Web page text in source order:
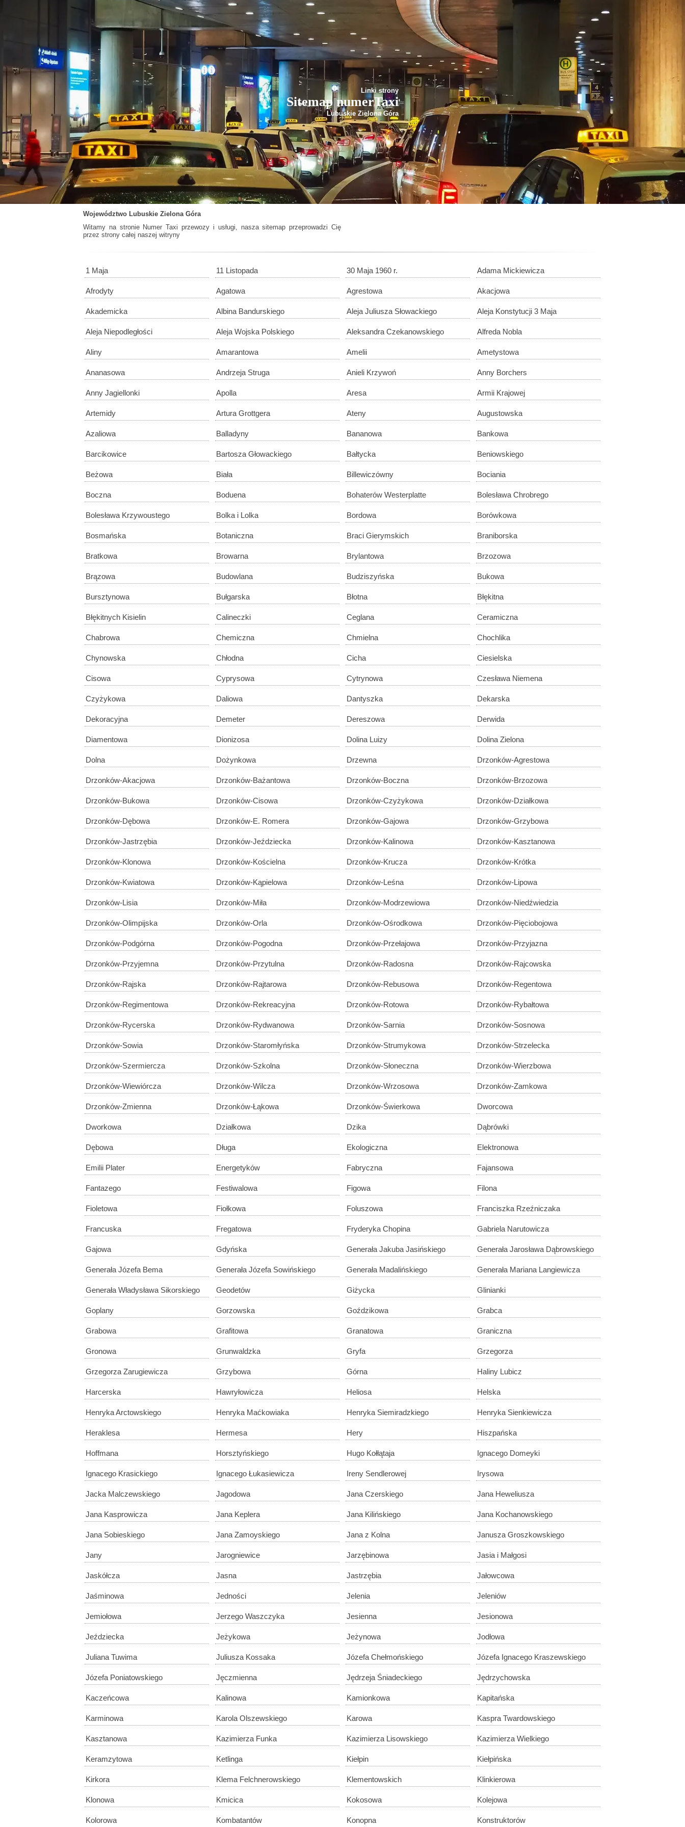
Linki strony
Sitemap numerTaxi
Lubuskie Zielona Góra
Województwo Lubuskie Zielona Góra
Witamy na stronie Numer Taxi przewozy i usługi, nasza sitemap przeprowadzi Cię
przez strony całej naszej witryny
1 Maja 11 Listopada 30 Maja 1960 r. Adama Mickiewicza
Afrodyty Agatowa Agrestowa Akacjowa
Akademicka Albina Bandurskiego Aleja Juliusza Słowackiego Aleja Konstytucji 3 Maja
Aleja Niepodległości Aleja Wojska Polskiego Aleksandra Czekanowskiego Alfreda Nobla
Aliny Amarantowa Amelii Ametystowa
Ananasowa Andrzeja Struga Anieli Krzywoń Anny Borchers
Anny Jagiellonki Apolla Aresa Armii Krajowej
Artemidy Artura Grottgera Ateny Augustowska
Azaliowa Balladyny Bananowa Bankowa
Barcikowice Bartosza Głowackiego Bałtycka Beniowskiego
Beżowa Biała Billewiczówny Bociania
Boczna Boduena Bohaterów Westerplatte Bolesława Chrobrego
Bolesława Krzywoustego Bolka i Lolka Bordowa Borówkowa
Bosmańska Botaniczna Braci Gierymskich Braniborska
Bratkowa Browarna Brylantowa Brzozowa
Brązowa Budowlana Budziszyńska Bukowa
Bursztynowa Bułgarska Błotna Błękitna
Błękitnych Kisielin Calineczki Ceglana Ceramiczna
Chabrowa Chemiczna Chmielna Chochlika
Chynowska Chłodna Cicha Ciesielska
Cisowa Cyprysowa Cytrynowa Czesława Niemena
Czyżykowa Daliowa Dantyszka Dekarska
Dekoracyjna Demeter Dereszowa Derwida
Diamentowa Dionizosa Dolina Luizy Dolina Zielona
Dolna Dożynkowa Drzewna Drzonków-Agrestowa
Drzonków-Akacjowa Drzonków-Bażantowa Drzonków-Boczna Drzonków-Brzozowa
Drzonków-Bukowa Drzonków-Cisowa Drzonków-Czyżykowa Drzonków-Działkowa
Drzonków-Dębowa Drzonków-E. Romera Drzonków-Gajowa Drzonków-Grzybowa
Drzonków-Jastrzębia Drzonków-Jeździecka Drzonków-Kalinowa Drzonków-Kasztanowa
Drzonków-Klonowa Drzonków-Kościelna Drzonków-Krucza Drzonków-Krótka
Drzonków-Kwiatowa Drzonków-Kąpielowa Drzonków-Leśna Drzonków-Lipowa
Drzonków-Lisia Drzonków-Miła Drzonków-Modrzewiowa Drzonków-Niedźwiedzia
Drzonków-Olimpijska Drzonków-Orla Drzonków-Ośrodkowa Drzonków-Pięciobojowa
Drzonków-Podgórna Drzonków-Pogodna Drzonków-Przełajowa Drzonków-Przyjazna
Drzonków-Przyjemna Drzonków-Przytulna Drzonków-Radosna Drzonków-Rajcowska
Drzonków-Rajska Drzonków-Rajtarowa Drzonków-Rebusowa Drzonków-Regentowa
Drzonków-Regimentowa Drzonków-Rekreacyjna Drzonków-Rotowa Drzonków-Rybałtowa
Drzonków-Rycerska Drzonków-Rydwanowa Drzonków-Sarnia Drzonków-Sosnowa
Drzonków-Sowia Drzonków-Staromłyńska Drzonków-Strumykowa Drzonków-Strzelecka
Drzonków-Szermiercza Drzonków-Szkolna Drzonków-Słoneczna Drzonków-Wierzbowa
Drzonków-Wiewiórcza Drzonków-Wilcza Drzonków-Wrzosowa Drzonków-Zamkowa
Drzonków-Zmienna Drzonków-Łąkowa Drzonków-Świerkowa Dworcowa
Dworkowa Działkowa Dzika Dąbrówki
Dębowa Długa Ekologiczna Elektronowa
Emilii Plater Energetyków Fabryczna Fajansowa
Fantazego Festiwalowa Figowa Filona
Fioletowa Fiołkowa Foluszowa Franciszka Rzeźniczaka
Francuska Fregatowa Fryderyka Chopina Gabriela Narutowicza
Gajowa Gdyńska Generała Jakuba Jasińskiego Generała Jarosława Dąbrowskiego
Generała Józefa Bema Generała Józefa Sowińskiego Generała Madalińskiego Generała Mariana Langiewicza
Generała Władysława Sikorskiego Geodetów Giżycka Glinianki
Goplany Gorzowska Goździkowa Grabca
Grabowa Grafitowa Granatowa Graniczna
Gronowa Grunwaldzka Gryfa Grzegorza
Grzegorza Zarugiewicza Grzybowa Górna Haliny Lubicz
Harcerska Hawryłowicza Heliosa Helska
Henryka Arctowskiego Henryka Maćkowiaka Henryka Siemiradzkiego Henryka Sienkiewicza
Heraklesa Hermesa Hery Hiszpańska
Hoffmana Horsztyńskiego Hugo Kołłątaja Ignacego Domeyki
Ignacego Krasickiego Ignacego Łukasiewicza Ireny Sendlerowej Irysowa
Jacka Malczewskiego Jagodowa Jana Czerskiego Jana Heweliusza
Jana Kasprowicza Jana Keplera Jana Kilińskiego Jana Kochanowskiego
Jana Sobieskiego Jana Zamoyskiego Jana z Kolna Janusza Groszkowskiego
Jany Jarogniewice Jarzębinowa Jasia i Małgosi
Jaskółcza Jasna Jastrzębia Jałowcowa
Jaśminowa Jedności Jelenia Jeleniów
Jemiołowa Jerzego Waszczyka Jesienna Jesionowa
Jeździecka Jeżykowa Jeżynowa Jodłowa
Juliana Tuwima Juliusza Kossaka Józefa Chełmońskiego Józefa Ignacego Kraszewskiego
Józefa Poniatowskiego Jęczmienna Jędrzeja Śniadeckiego Jędrzychowska
Kaczeńcowa Kalinowa Kamionkowa Kapitańska
Karminowa Karola Olszewskiego Karowa Kaspra Twardowskiego
Kasztanowa Kazimierza Funka Kazimierza Lisowskiego Kazimierza Wielkiego
Keramzytowa Ketlinga Kiełpin Kiełpińska
Kirkora Klema Felchnerowskiego Klementowskich Klinkierowa
Klonowa Kmicica Kokosowa Kolejowa
Kolorowa Kombatantów Konopna Konstruktorów